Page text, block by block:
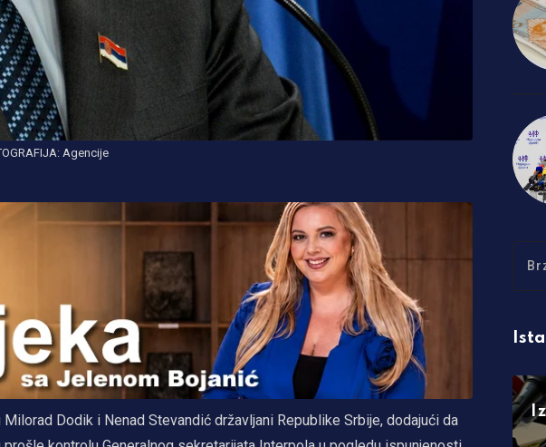
Agencije
Dodik i Nenad Stevandić državljani Republike Srbije, dodajući da